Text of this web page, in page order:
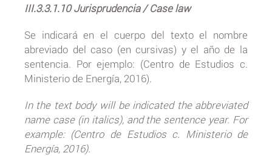
III.3.3.1.10 Jurisprudencia / Case law
Se indicará en el cuerpo del texto el nombre
abreviado del caso (en cursivas) y el año de la
sentencia. Por ejemplo: (Centro de Estudios c.
Ministerio de Energía, 2016).
In the text body will be indicated the abbreviated
name case (in italics), and the sentence year. For
example: (Centro de Estudios c. Ministerio de
Energía, 2016).